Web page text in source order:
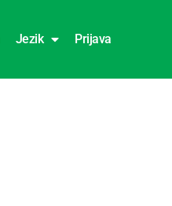
Jezik Prijava